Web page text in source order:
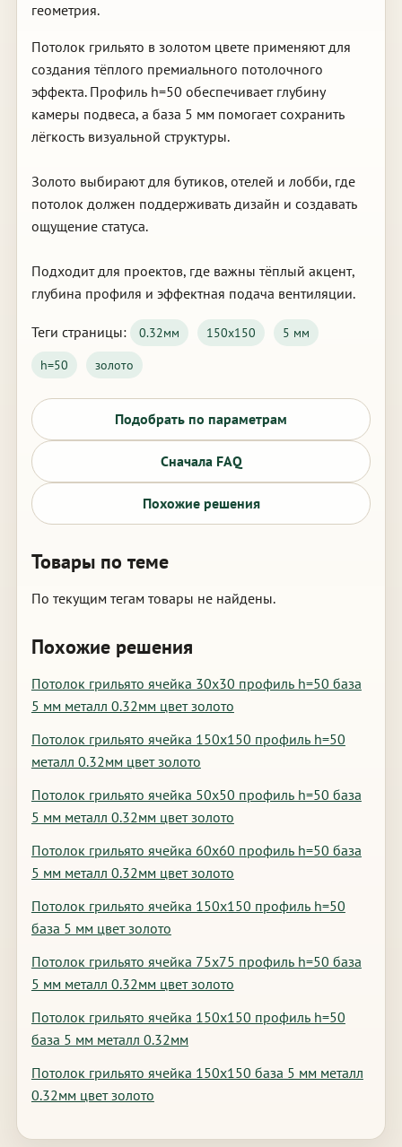
геометрия.
Потолок грильято в золотом цвете применяют для
создания тёплого премиального потолочного
эффекта. Профиль h=50 обеспечивает глубину
камеры подвеса, а база 5 мм помогает сохранить
лёгкость визуальной структуры.
Золото выбирают для бутиков, отелей и лобби, где
потолок должен поддерживать дизайн и создавать
ощущение статуса.
Подходит для проектов, где важны тёплый акцент,
глубина профиля и эффектная подача вентиляции.
Теги страницы: 0.32мм 150х150
5 мм
h=50
золото
Подобрать по параметрам
Сначала FAQ
Похожие решения
Товары по теме
По текущим тегам товары не найдены.
Похожие решения
Потолок грильято ячейка 30х30 профиль h=50 база
5 мм металл 0.32мм цвет золото
Потолок грильято ячейка 150х150 профиль h=50
металл 0.32мм цвет золото
Потолок грильято ячейка 50х50 профиль h=50 база
5 мм металл 0.32мм цвет золото
Потолок грильято ячейка 60х60 профиль h=50 база
5 мм металл 0.32мм цвет золото
Потолок грильято ячейка 150х150 профиль h=50
база 5 мм цвет золото
Потолок грильято ячейка 75х75 профиль h=50 база
5 мм металл 0.32мм цвет золото
Потолок грильято ячейка 150х150 профиль h=50
база 5 мм металл 0.32мм
Потолок грильято ячейка 150х150 база 5 мм металл
0.32мм цвет золото